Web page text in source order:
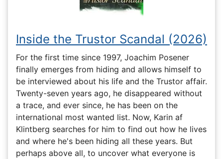
Inside the Trustor Scandal (2026)
For the first time since 1997, Joachim Posener
finally emerges from hiding and allows himself to
be interviewed about his life and the Trustor affair.
Twenty-seven years ago, he disappeared without
a trace, and ever since, he has been on the
international most wanted list. Now, Karin af
Klintberg searches for him to find out how he lives
and where he's been hiding all these years. But
perhaps above all, to uncover what everyone is